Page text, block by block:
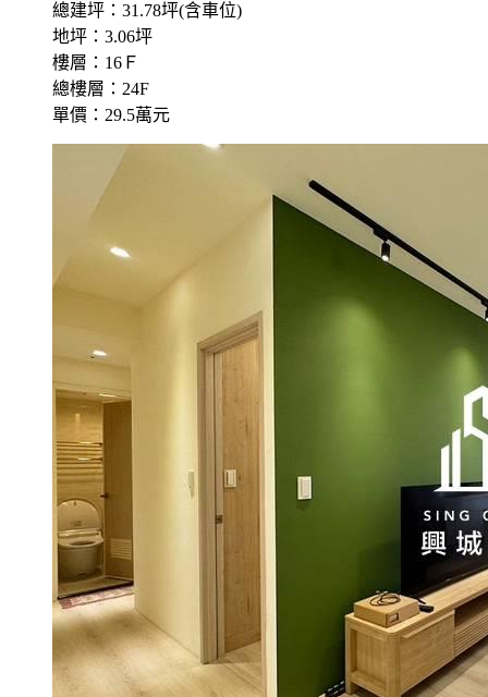
總建坪：31.78坪(含車位)
地坪：3.06坪
樓層：16Ｆ
總樓層：24F
單價：29.5萬元